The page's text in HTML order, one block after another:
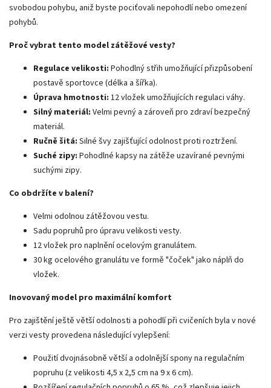
svobodou pohybu, aniž byste pociťovali nepohodlí nebo omezení
pohybů.
Proč vybrat tento model zátěžové vesty?
Regulace velikosti: Pohodlný střih umožňující přizpůsobení
postavě sportovce (délka a šířka).
Úprava hmotnosti: 12 vložek umožňujících regulaci váhy.
Silný materiál: Velmi pevný a zároveň pro zdraví bezpečný
materiál.
Ručně šitá: Silné švy zajišťující odolnost proti roztržení.
Suché zipy: Pohodlné kapsy na zátěže uzavírané pevnými
suchými zipy.
Co obdržíte v balení?
Velmi odolnou zátěžovou vestu.
Sadu popruhů pro úpravu velikosti vesty.
12 vložek pro naplnění ocelovým granulátem.
30 kg ocelového granulátu ve formě "čoček" jako náplň do
vložek.
Inovovaný model pro maximální komfort
Pro zajištění ještě větší odolnosti a pohodlí při cvičeních byla v nové
verzi vesty provedena následující vylepšení:
Použití dvojnásobně větší a odolnější spony na regulačním
popruhu (z velikosti 4,5 x 2,5 cm na 9 x 6 cm).